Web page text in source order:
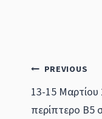
Post
PREVIOUS
13-15 Μαρτίου
περίπτερo B5